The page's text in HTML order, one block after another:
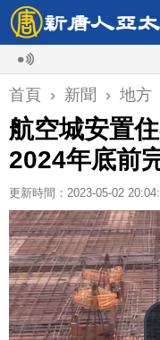
首頁 › 新聞 › 地方
航空城安置
2024年底前
更新時間：2023-05-02